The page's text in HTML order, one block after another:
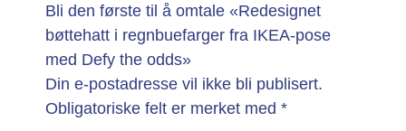
Bli den første til å omtale «Redesignet
bøttehatt i regnbuefarger fra IKEA-pose
med Defy the odds»
Din e-postadresse vil ikke bli publisert.
Obligatoriske felt er merket med *